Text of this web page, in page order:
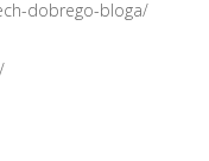
dobrego-bloga/